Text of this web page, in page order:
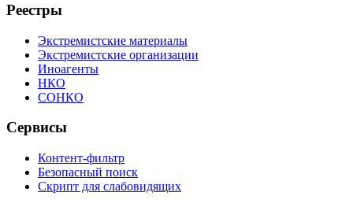
Реестры
Экстремистские материалы
Экстремистские организации
Иноагенты
НКО
СОНКО
Сервисы
Контент-фильтр
Безопасный поиск
Скрипт для слабовидящих